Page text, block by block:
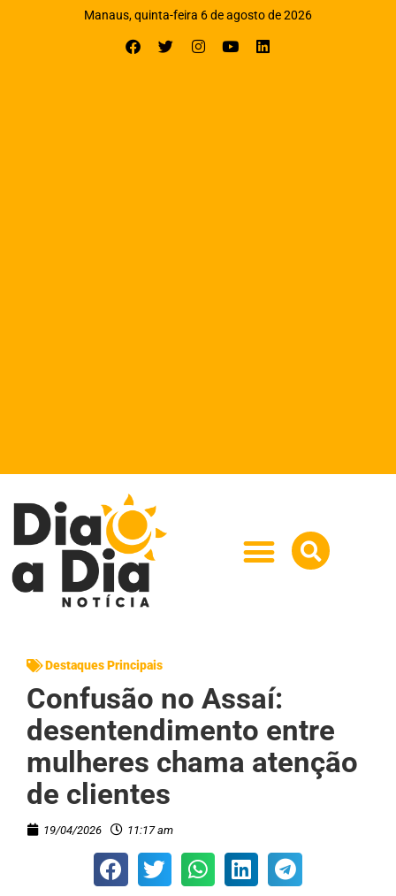
Manaus, quinta-feira 6 de agosto de 2026
Destaques Principais
Confusão no Assaí:
desentendimento entre
mulheres chama atenção
de clientes
19/04/2026 11:17 am